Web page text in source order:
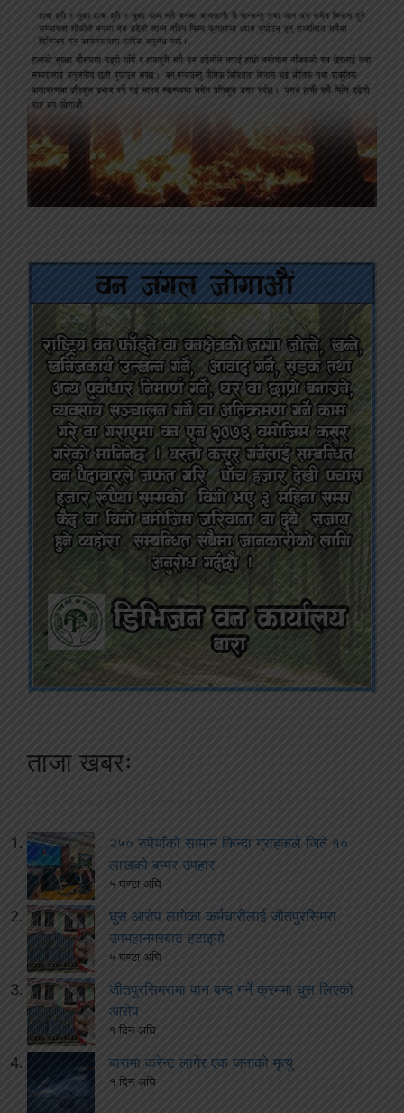
ताजा खबरः
२५० रुपैयाँको सामान किन्दा ग्राहकले जिते १०
लाखको बम्पर उपहार
५ घण्टा अघि
घुस आरोप लागेका कर्मचारीलाई जीतपुरसिमरा
उपमहानगरबाट हटाइयो
५ घण्टा अघि
जीतपुरसिमरामा पान बन्द गर्ने क्रममा घुस लिएको
आरोप
१ दिन अघि
बारामा करेन्ट लागेर एक जनाको मृत्यु
१ दिन अघि